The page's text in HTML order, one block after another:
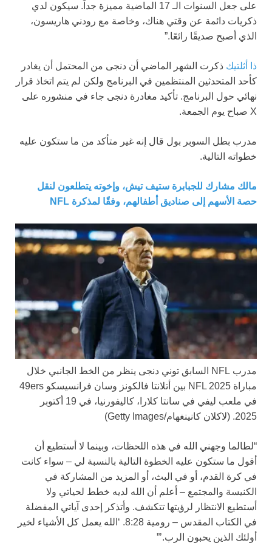
على جعل السنوات الـ 17 الماضية مميزة جداً. سيكون لدي
ذكريات دائمة عن وقتي هناك، وخاصة مع رودني هاريسون،
الذي أصبح صديقًا رائعًا.”
ذا أثلتيك ذكرت الشهر الماضي أن دنجى من المحتمل أن يغادر
كأحد المتحدثين المنتظمين في البرنامج ولكن لم يتم اتخاذ قرار
نهائي حول البرنامج. تأكيد مغادرة دنجى جاء في منشوره على
X صباح يوم الجمعة.
مدرب بطل السوبر بول قال إنه غير متأكد من ما ستكون عليه
خطواته التالية.
مالك مشارك للجبابرة ستيف تيش، وإخوته يتطلعون لنقل
حصة الأسهم إلى صناديق أطفالهم، وفقًا لمذكرة NFL
مدرب NFL السابق توني دنجى ينظر من الخط الجانبي خلال
مباراة NFL 2025 بين أتلانتا فالكونز وسان فرانسيسكو 49ers
في ملعب ليفي في سانتا كلارا، كاليفورنيا، في 19 أكتوبر
2025. (لاكلان كانينغهام/Getty Images)
“لطالما وجهني الله في هذه اللحظات، وبينما لا أستطيع أن
أقول ما ستكون عليه الخطوة التالية بالنسبة لي – سواء كانت
في كرة القدم، أو في البث، أو المزيد من المشاركة في
الكنيسة والمجتمع – أعلم أن الله لديه خطط لحياتي ولا
أستطيع الانتظار لرؤيتها تتكشف. وأتذكر إحدى آياتي المفضلة
في الكتاب المقدس – رومية 8:28. ‘الله يعمل كل الأشياء لخير
أولئك الذين يحبون الرب.’”